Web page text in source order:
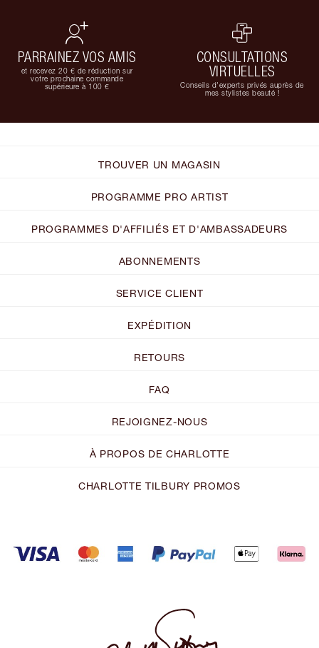
PARRAINEZ VOS AMIS
et recevez 20 € de réduction sur
votre prochaine commande
supérieure à 100 €
CONSULTATIONS
VIRTUELLES
Conseils d'experts privés auprès de
mes stylistes beauté !
TROUVER UN MAGASIN
PROGRAMME PRO ARTIST
PROGRAMMES D'AFFILIÉS ET D'AMBASSADEURS
ABONNEMENTS
SERVICE CLIENT
EXPÉDITION
RETOURS
FAQ
REJOIGNEZ-NOUS
À PROPOS DE CHARLOTTE
CHARLOTTE TILBURY PROMOS